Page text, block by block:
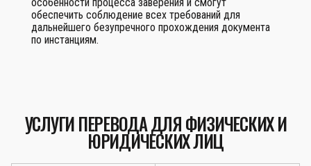
обеспечить соблюдение всех требований для
дальнейшего безупречного прохождения документа
по инстанциям.
УСЛУГИ ПЕРЕВОДА ДЛЯ ФИЗИЧЕСКИХ И
ЮРИДИЧЕСКИХ ЛИЦ